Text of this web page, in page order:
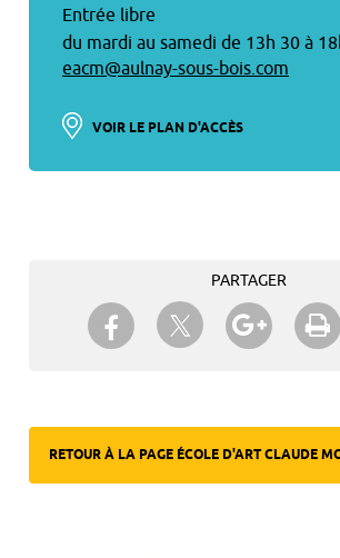
Entrée libre
du mardi au samedi de 13h 30 à
eacm@aulnay-sous-bois.com
VOIR LE PLAN D'ACCÈS
PARTAGER
Partager sur Facebook
Partager sur
RETOUR À LA PAGE ÉCOLE D'ART CLAUDE